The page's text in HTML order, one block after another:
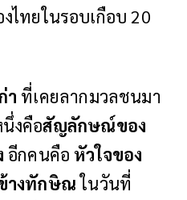
ไทยในรอบเกือบ 20
า ที่เคยลากมวลชนมา
งคือสัญลักษณ์ของ
อีกคนคือ หัวใจของ
างทักษิณในวันที่